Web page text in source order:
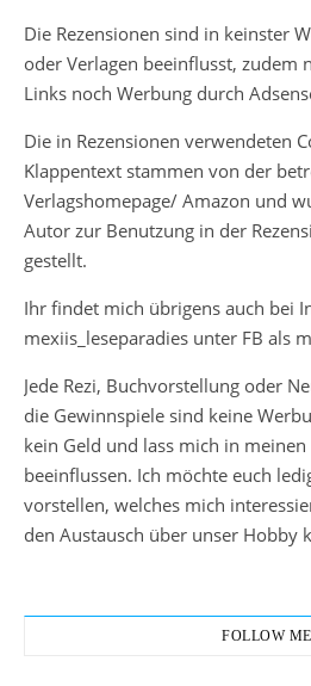
Die Rezensionen sind in keinster
oder Verlagen beeinflusst, zudem
Links noch Werbung durch
Die in Rezensionen verwendeten
Klappentext stammen von der
Verlagshomepage/ Amazon und
Autor zur Benutzung in der
gestellt.
Ihr findet mich übrigens auch bei
mexiis_leseparadies unter FB als
Jede Rezi, Buchvorstellung oder
die Gewinnspiele sind keine
kein Geld und lass mich in
beeinflussen. Ich möchte euch
vorstellen, welches mich
den Austausch über unser Hobby
FOLLOW ME